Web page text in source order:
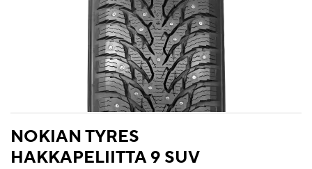
NOKIAN TYRES
HAKKAPELIITTA 9 SUV